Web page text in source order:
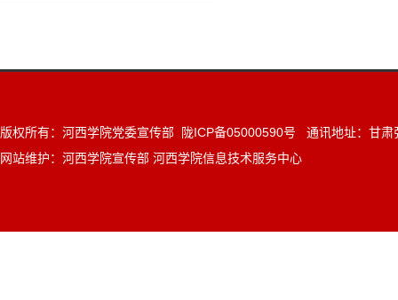
版权所有：河西学院党委宣传部 陇ICP备05000590号 通讯地址：甘肃
网站维护：河西学院宣传部 河西学院信息技术服务中心